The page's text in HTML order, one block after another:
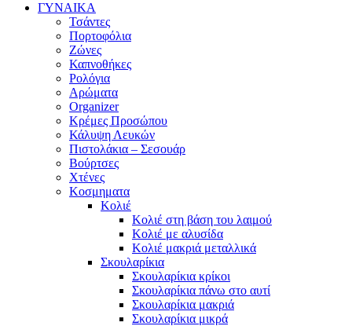
ΓΥΝΑΙΚΑ
Τσάντες
Πορτοφόλια
Ζώνες
Καπνοθήκες
Ρολόγια
Αρώματα
Organizer
Κρέμες Προσώπου
Κάλυψη Λευκών
Πιστολάκια – Σεσουάρ
Βούρτσες
Χτένες
Κοσμηματα
Κολιέ
Κολιέ στη βάση του λαιμού
Κολιέ με αλυσίδα
Κολιέ μακριά μεταλλικά
Σκουλαρίκια
Σκουλαρίκια κρίκοι
Σκουλαρίκια πάνω στο αυτί
Σκουλαρίκια μακριά
Σκουλαρίκια μικρά